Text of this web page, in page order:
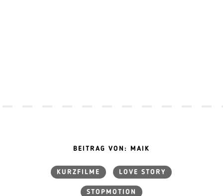
BEITRAG VON: MAIK
KURZFILME LOVE STORY
STOPMOTION